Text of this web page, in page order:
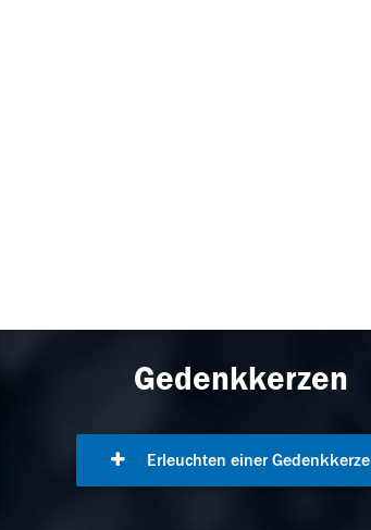
Gedenkkerzen
Erleuchten einer Gedenkkerze